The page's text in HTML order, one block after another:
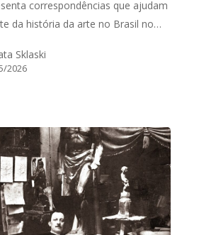
correspondências que ajudam
da história da arte no Brasil no…
Sklaski
2026